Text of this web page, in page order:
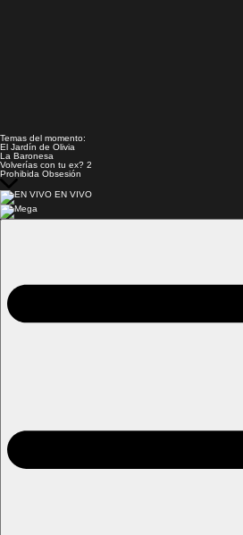
Temas del momento:
El Jardín de Olivia
La Baronesa
Volverías con tu ex? 2
Prohibida Obsesión
EN VIVO